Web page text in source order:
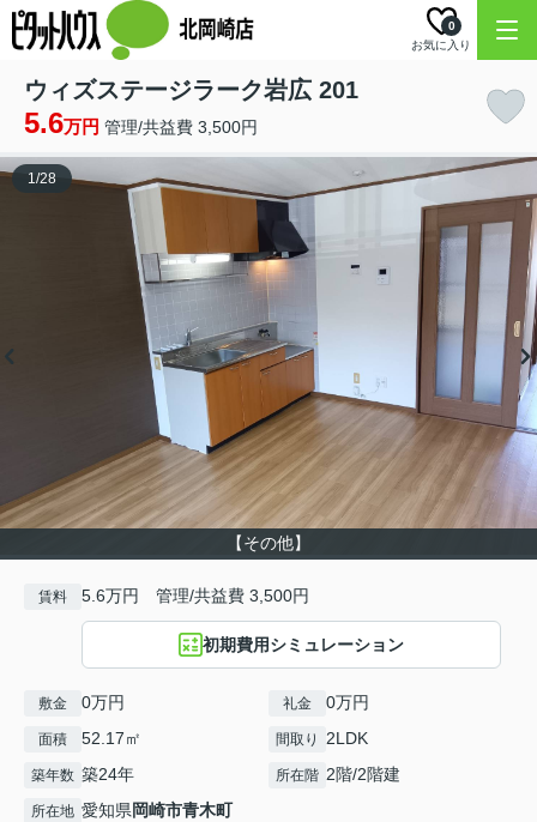
お気に入り
0
ウィズステージラーク岩広 201
5.6万円 管理/共益費 3,500円
【その他】
1/28
賃料 5.6万円 管理/共益費 3,500円
初期費用シミュレーション
敷金 0万円 礼金 0万円
面積 52.17㎡ 間取り 2LDK
築年数 築24年 所在階 2階/2階建
所在地 愛知県岡崎市青木町